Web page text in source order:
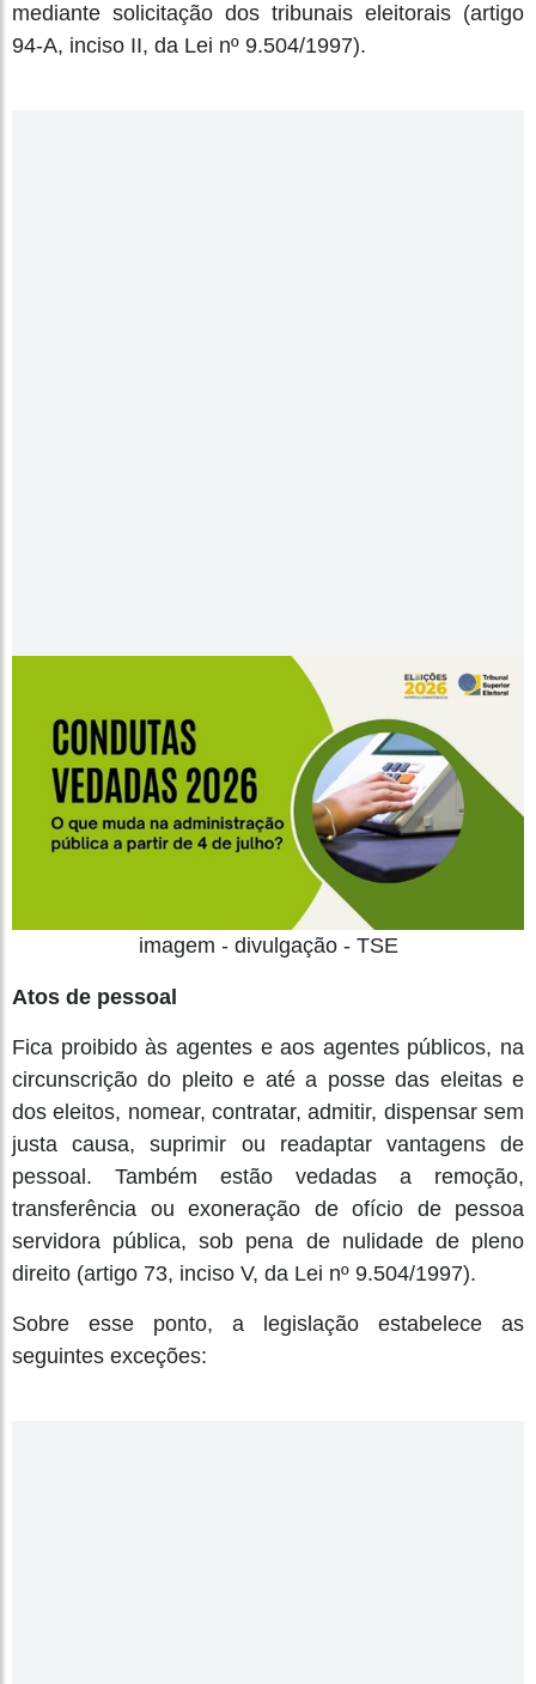
mediante solicitação dos tribunais eleitorais (artigo
94-A, inciso II, da Lei nº 9.504/1997).
imagem - divulgação - TSE
Atos de pessoal
Fica proibido às agentes e aos agentes públicos, na
circunscrição do pleito e até a posse das eleitas e
dos eleitos, nomear, contratar, admitir, dispensar sem
justa causa, suprimir ou readaptar vantagens de
pessoal. Também estão vedadas a remoção,
transferência ou exoneração de ofício de pessoa
servidora pública, sob pena de nulidade de pleno
direito (artigo 73, inciso V, da Lei nº 9.504/1997).
Sobre esse ponto, a legislação estabelece as
seguintes exceções: